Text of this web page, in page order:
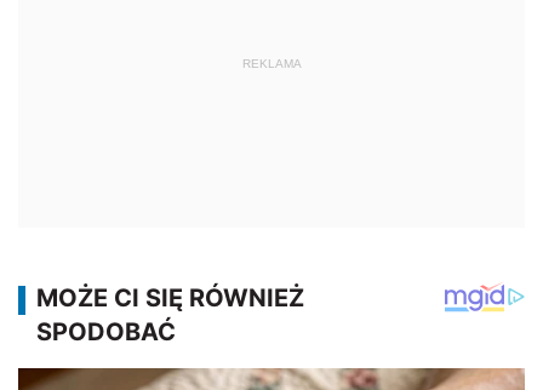
REKLAMA